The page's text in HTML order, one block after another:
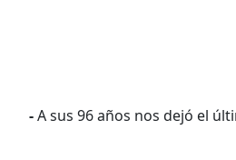
-A sus 96 años nos dejó el